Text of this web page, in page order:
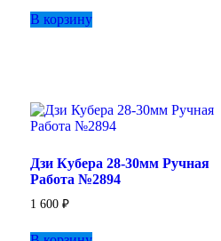
В корзину
Дзи Кубера 28-30мм Ручная
Работа №2894
1 600 ₽